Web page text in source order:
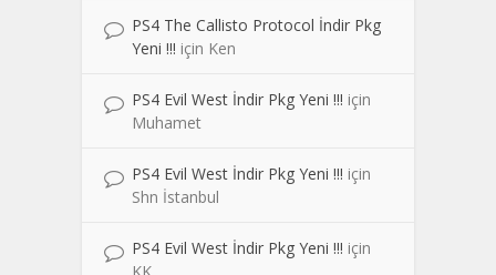
PS4 The Callisto Protocol İndir Pkg
Yeni !!! için Ken
PS4 Evil West İndir Pkg Yeni !!! için
Muhamet
PS4 Evil West İndir Pkg Yeni !!! için
Shn İstanbul
PS4 Evil West İndir Pkg Yeni !!! için